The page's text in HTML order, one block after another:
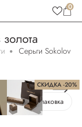
0
Серьги Sokolov
СКИДКА -20%
Бесплатная упаковка